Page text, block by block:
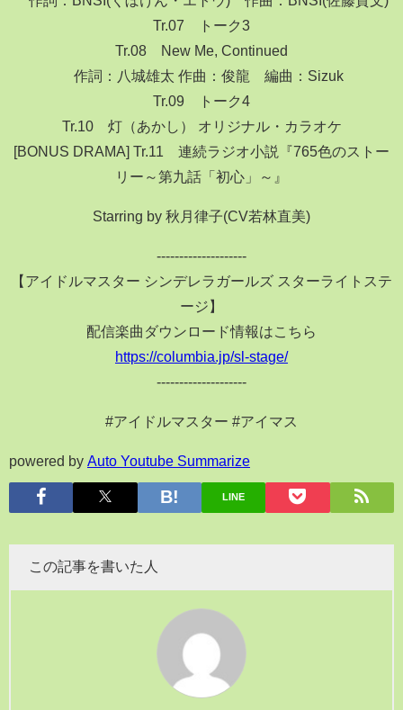
Tr.07 トーク3
Tr.08 New Me, Continued
作詞：八城雄太 作曲：俊龍 編曲：Sizuk
Tr.09 トーク4
Tr.10 灯（あかし） オリジナル・カラオケ
[BONUS DRAMA] Tr.11 連続ラジオ小説『765色のストー
リー～第九話「初心」～』
Starring by 秋月律子(CV若林直美)
--------------------
【アイドルマスター シンデレラガールズ スターライトステ
ージ】
配信楽曲ダウンロード情報はこちら
https://columbia.jp/sl-stage/
--------------------
#アイドルマスター #アイマス
powered by Auto Youtube Summarize
LINE
この記事を書いた人